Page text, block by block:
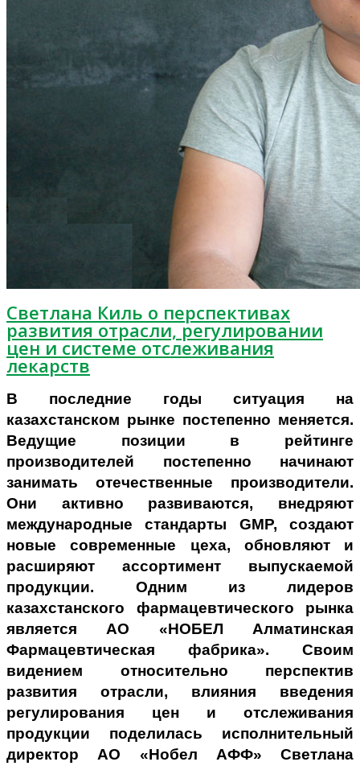
Светлана Киль о перспективах
развития отрасли, регулировании
цен и системе отслеживания
лекарств
В последние годы ситуация на
казахстанском рынке постепенно меняется.
Ведущие позиции в рейтинге
производителей постепенно начинают
занимать отечественные производители.
Они активно развиваются, внедряют
международные стандарты GMP, создают
новые современные цеха, обновляют и
расширяют ассортимент выпускаемой
продукции. Одним из лидеров
казахстанского фармацевтического рынка
является АО «НОБЕЛ Алматинская
Фармацевтическая фабрика». Своим
видением относительно перспектив
развития отрасли, влияния введения
регулирования цен и отслеживания
продукции поделилась исполнительный
директор АО «Нобел АФФ» Светлана